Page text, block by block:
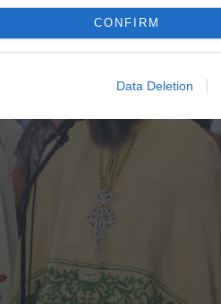
CONFIRM
Data Deletion